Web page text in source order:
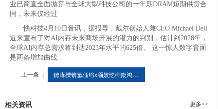
业已简直全面抛弃与全球大型科技公司的一年期DRAM短期供货合
同，未来仅经过
快科技4月10日音讯，据报导，戴尔创始人兼CEO Michael Dell
近来宣布了对AI内存未来商场开展的潜力的判别，估计到2028年，
全球AI内存总需求将到达2023年水平的625倍。 这一惊人数字背面
是两条增加曲线
上一条 ： 鐐庨櫟锛氳偛绉х洏姣忔棩鍑鸿揣20涓囧紶 鍔╁姏鏄ヨ€曠敓浜？
相关资讯 更多>>